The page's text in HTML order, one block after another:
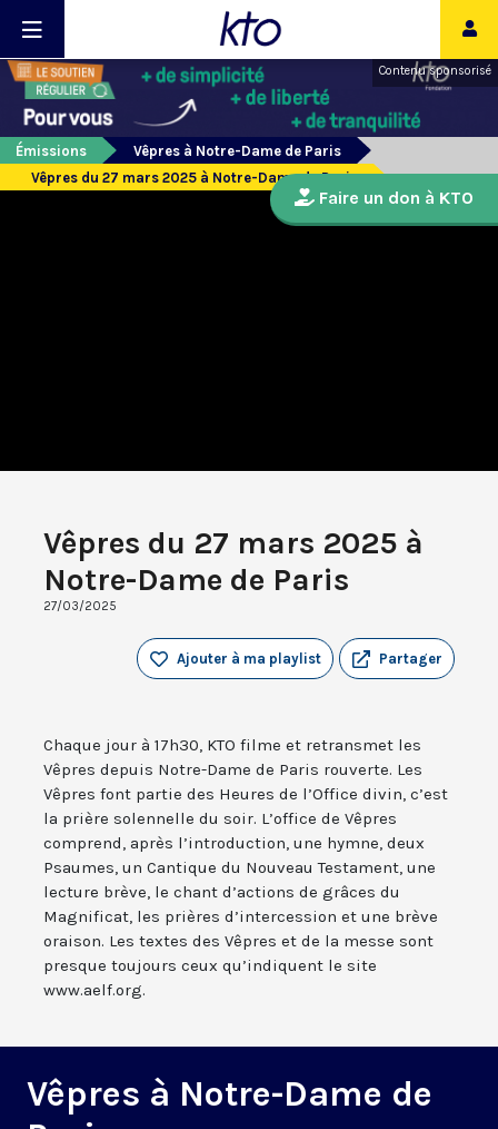
Contenu sponsorisé
Émissions
Vêpres à Notre-Dame de Paris
Vêpres du 27 mars 2025 à Notre-Dame de Paris
Vêpres du 27 mars 2025 à
Notre-Dame de Paris
27/03/2025
Partager
Ajouter à ma playlist
Chaque jour à 17h30, KTO filme et retransmet les
Vêpres depuis Notre-Dame de Paris rouverte. Les
Vêpres font partie des Heures de l’Office divin, c’est
la prière solennelle du soir. L’office de Vêpres
comprend, après l’introduction, une hymne, deux
Psaumes, un Cantique du Nouveau Testament, une
lecture brève, le chant d’actions de grâces du
Magnificat, les prières d’intercession et une brève
oraison. Les textes des Vêpres et de la messe sont
presque toujours ceux qu’indiquent le site
www.aelf.org.
Vêpres à Notre-Dame de
Faire un don à KTO